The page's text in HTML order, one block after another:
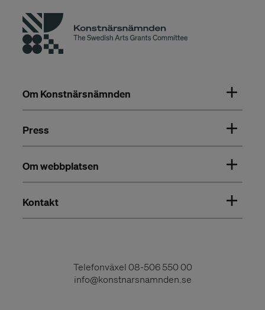
Om Konstnärsnämnden
Press
Om webbplatsen
Kontakt
Telefonväxel 08-506 550 00
info@konstnarsnamnden.se